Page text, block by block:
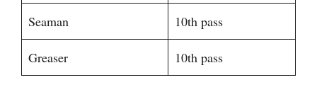
Seaman 10th pass
Greaser 10th pass